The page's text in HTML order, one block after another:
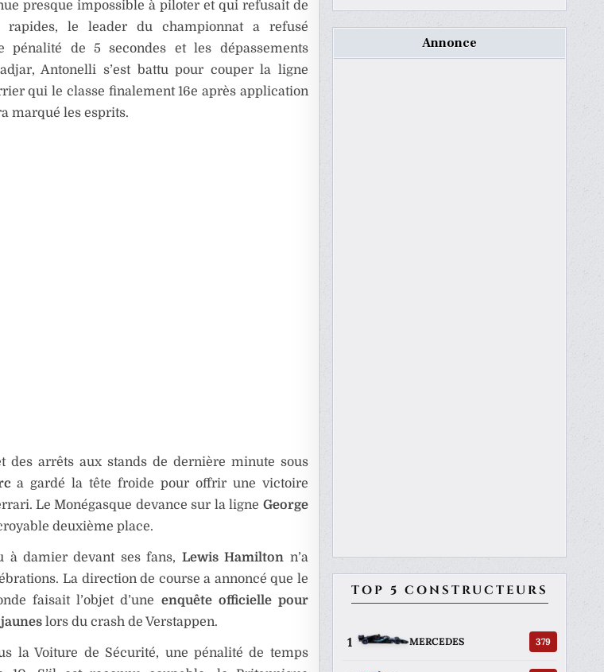
presque impossible à piloter et qui refusait de
rapides, le leader du championnat a refusé
pénalité de 5 secondes et les dépassements
Antonelli s’est battu pour couper la ligne
qui le classe finalement 16e après application
marqué les esprits.
des arrêts aux stands de dernière minute sous
a gardé la tête froide pour offrir une victoire
Le Monégasque devance sur la ligne George
deuxième place.
à damier devant ses fans, Lewis Hamilton n’a
La direction de course a annoncé que le
faisait l’objet d’une enquête officielle pour
lors du crash de Verstappen.
la Voiture de Sécurité, une pénalité de temps
Annonce
TOP 5 CONSTRUCTEURS
1 MERCEDES 379